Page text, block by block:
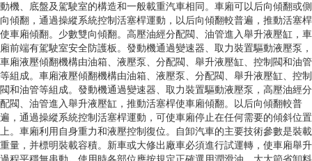
動機、底盤及駕駛室的構造和一般載重汽車相同。車廂可以后向傾翻或側
向傾翻，通過操縱系統控制活塞桿運動，以后向傾翻較普遍，推動活塞桿
使車廂傾翻。少數雙向傾翻。高壓油經分配閥、油管進入舉升液壓缸，車
廂前端有駕駛室安全防護板。發動機通過變速器、取力裝置驅動液壓泵，
車廂液壓傾翻機構由油箱、液壓泵、分配閥、舉升液壓缸、控制閥和油管
等組成。車廂液壓傾翻機構由油箱、液壓泵、分配閥、舉升液壓缸、控制
閥和油管等組成。發動機通過變速器、取力裝置驅動液壓泵，高壓油經分
配閥、油管進入舉升液壓缸，推動活塞桿使車廂傾翻。以后向傾翻較普
遍，通過操縱系統控制活塞桿運動，可使車廂停止在任何需要的傾斜位置
上。車廂利用自身重力和液壓控制復位。自卸汽車的主要技術參數是裝載
重量，并標明裝載容積。新車或大修出廠車必須進行試運轉，使車廂舉升
過程平穩無串動。使用時各部位應按規定正確選用潤滑油，大大節省卸料